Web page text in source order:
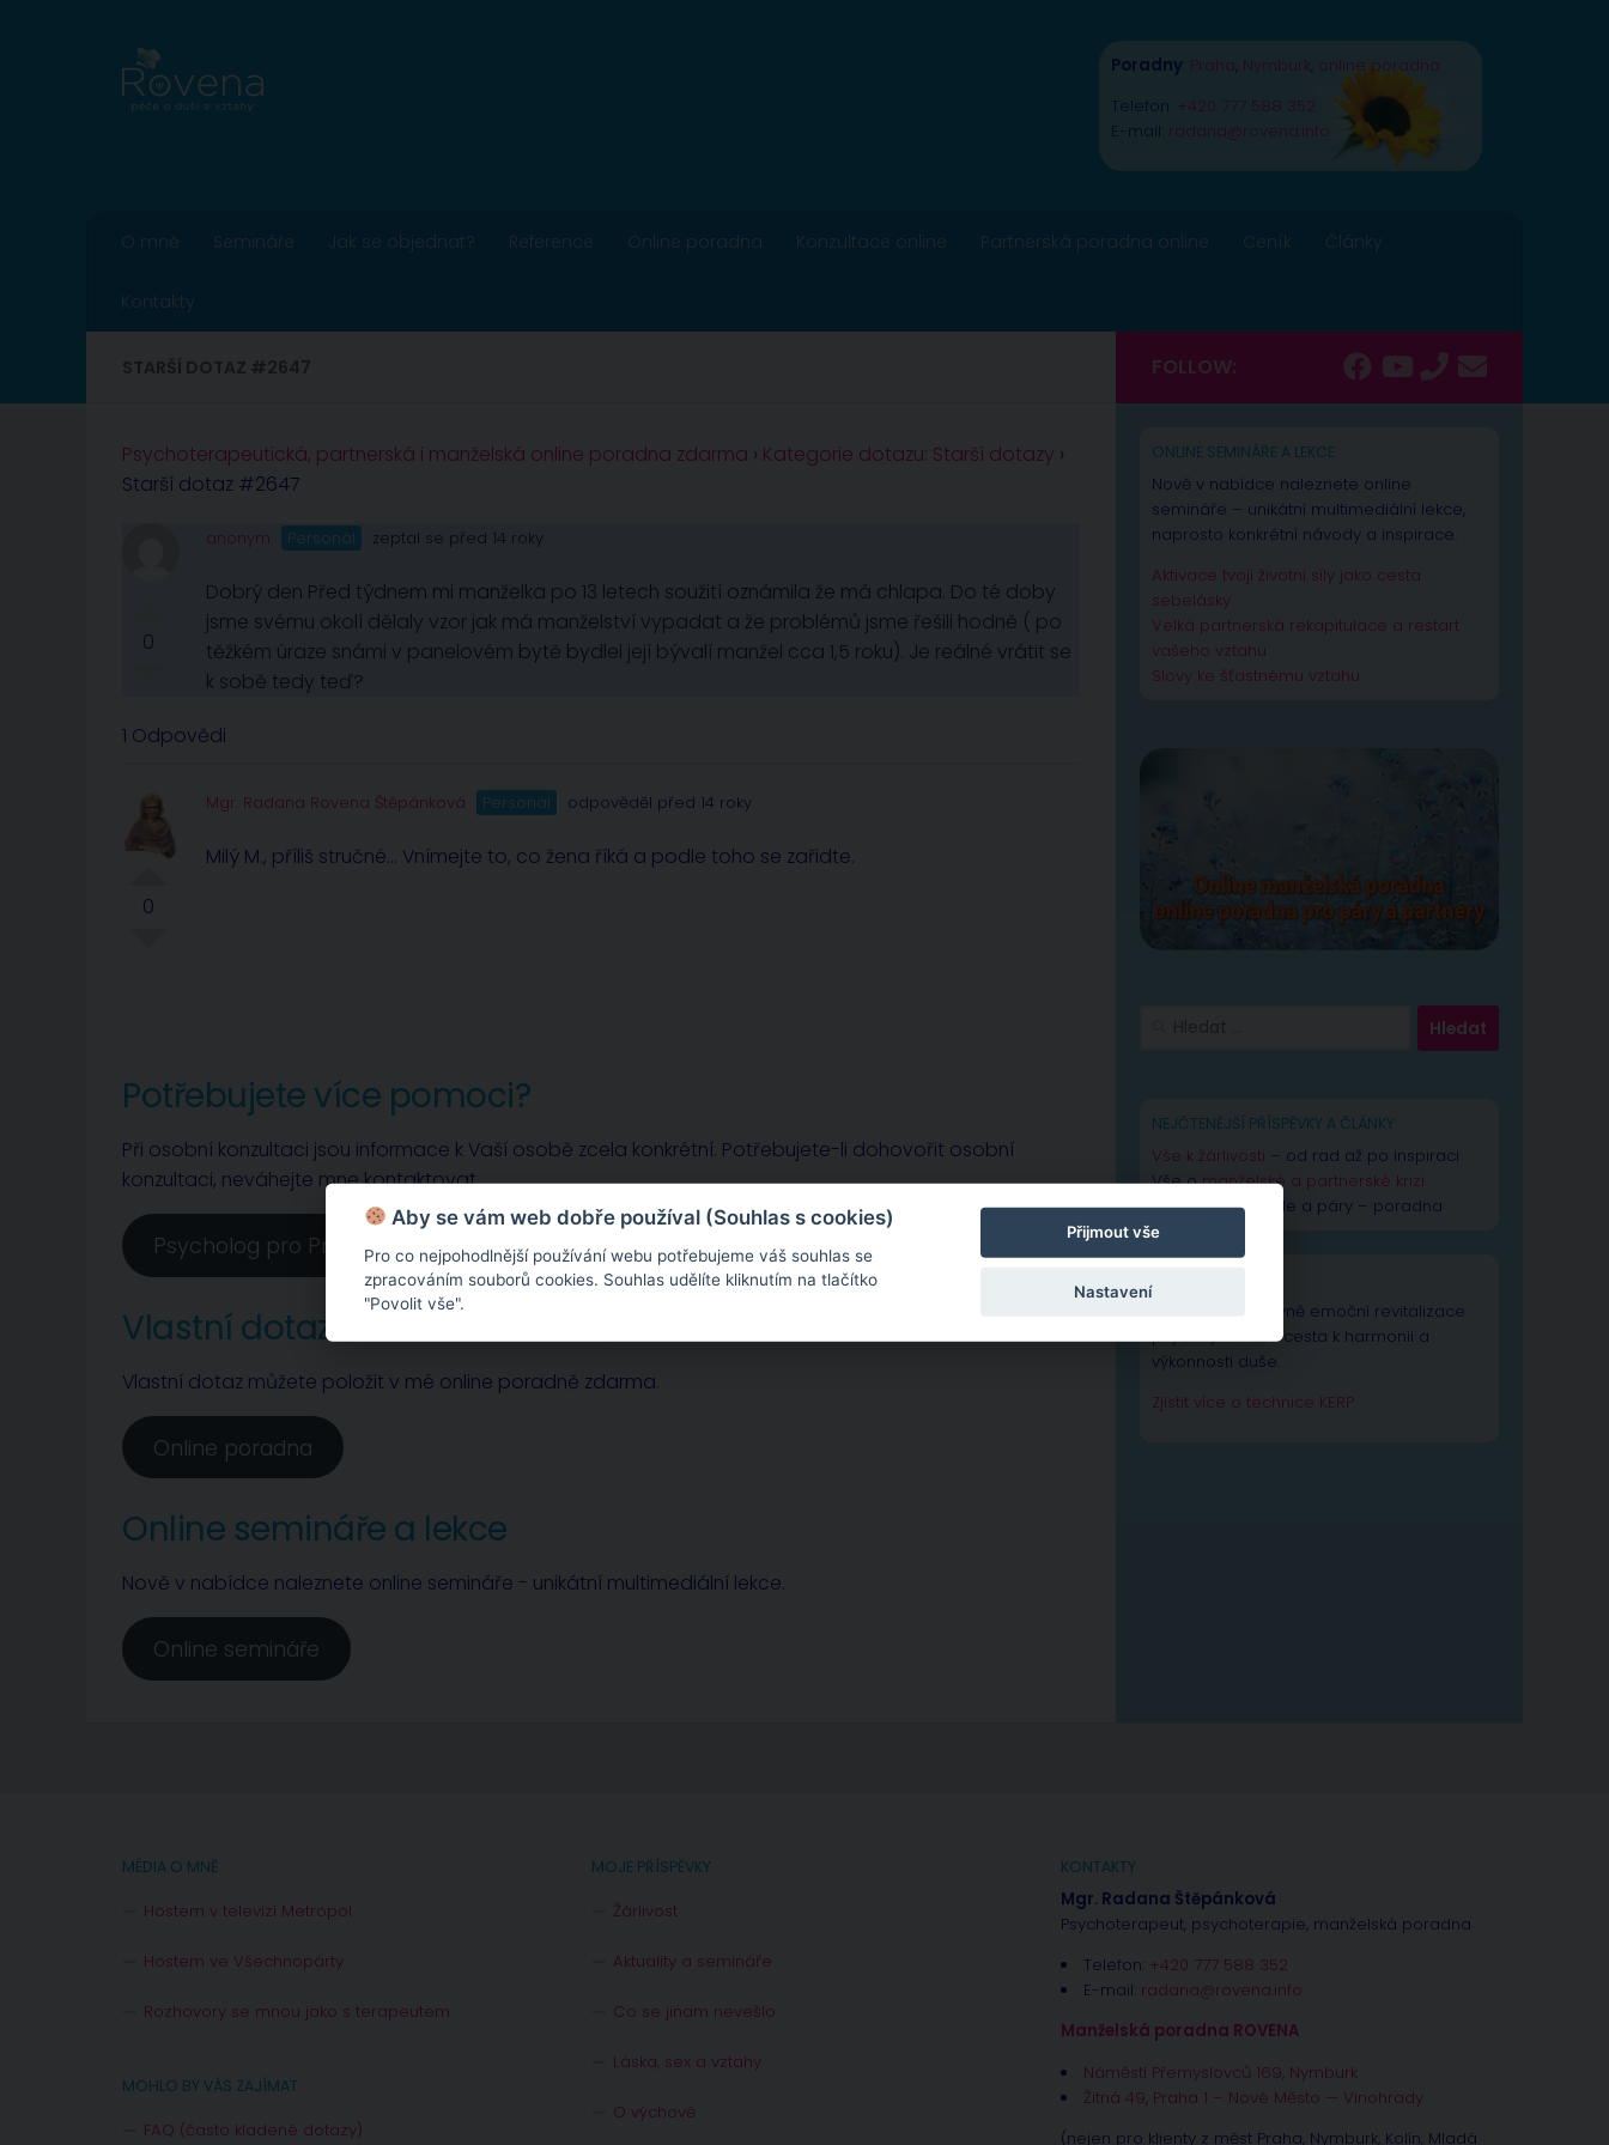
Poradny Praha Nymburk online poradna
Telefon: +420 777 588 352
E-mail: radana@rovena.info
O mně Semináře Jak se objednat? Reference Online poradna Konzultace online Partnerská poradna online Ceník Články
Kontakty
Psychoterapeutická, partnerská i manželská online poradna zdarma › Kategorie dotazu: Starší dotazy ›
Starší dotaz #2647
0
anonym Personál zeptal se před 14 roky
Dobrý den Před týdnem mi manželka po 13 letech soužití oznámila že má chlapa. Do té doby
jsme svému okolí dělaly vzor jak má manželství vypadat a že problémů jsme řešili hodně ( po
těžkém úraze snámi v panelovém bytě bydlel její bývalí manžel cca 1,5 roku). Je reálné vrátit se
k sobě tedy teď?
1 Odpovědi
0
Mgr. Radana Rovena Štěpánková Personál odpověděl před 14 roky
Milý M., příliš stručné… Vnímejte to, co žena říká a podle toho se zařidte.
Potřebujete více pomoci?
Při osobní konzultaci jsou informace k Vaší osobě zcela konkrétní. Potřebujete-li dohovořit osobní
konzultaci, neváhejte mne kontaktovat.
Psycholog pro Prahu a Nymburk
Vlastní dotaz
Vlastní dotaz můžete položit v mé online poradně zdarma.
Online poradna
Online semináře a lekce
Nově v nabídce naleznete online semináře - unikátní multimediální lekce.
Online semináře
FOLLOW:
ONLINE SEMINÁŘE A LEKCE
Nově v nabídce naleznete online
semináře – unikátní multimediální lekce,
naprosto konkrétní návody a inspirace.
Aktivace tvojí životní síly jako cesta
sebelásky
Velká partnerská rekapitulace a restart
vašeho vztahu
Slovy ke šťastnému vztahu
NEJČTENĚJŠÍ PŘÍSPĚVKY A ČLÁNKY
Vše k žárlivosti – od rad až po inspiraci
Vše omanželské a partnerské krizi
Rady pro manžele a páry – poradna
Technika Kognitivně emoční revitalizace
psychiky – Vaše cesta k harmonii a
výkonnosti duše.
Zjistit více o technice KERP
MÉDIA O MNĚ
Hostem v televizi Metropol
Hostem ve Všechnopárty
Rozhovory se mnou jako s terapeutem
MOHLO BY VÁS ZAJÍMAT
FAQ (často kladené dotazy)
MOJE PŘÍSPĚVKY
Žárlivost
Aktuality a semináře
Co se jinam nevešlo
Láska, sex a vztahy
O výchově
KONTAKTY
Mgr. Radana Štěpánková
Psychoterapeut, psychoterapie, manželská poradna
Telefon: +420 777 588 352
E-mail: radana@rovena.info
Manželská poradna ROVENA
Náměstí Přemyslovců 169, Nymburk
Žitná 49, Praha 1 – Nové Město — Vinohrady
(nejen pro klienty z měst Praha, Nymburk, Kolín, Mladá
Aby se vám web dobře používal (Souhlas s cookies)
Pro co nejpohodlnější používání webu potřebujeme váš souhlas se
zpracováním souborů cookies. Souhlas udělíte kliknutím na tlačítko
"Povolit vše".
Přijmout vše
Nastavení